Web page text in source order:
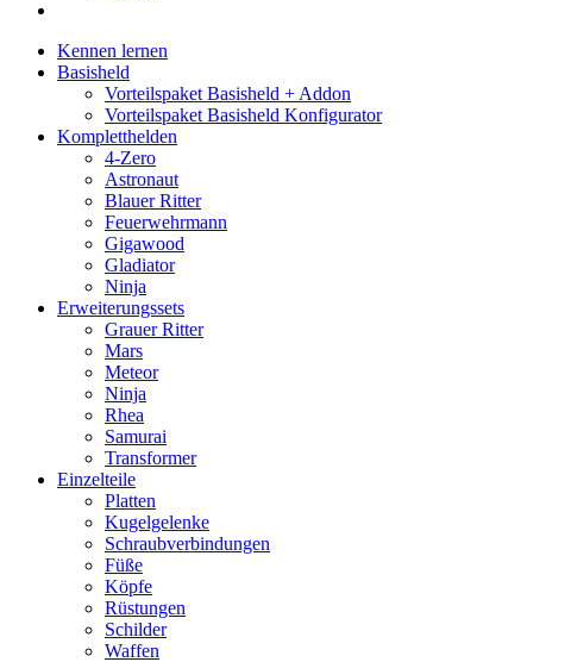
Kennen lernen
Basisheld
Vorteilspaket Basisheld + Addon
Vorteilspaket Basisheld Konfigurator
Kompletthelden
4-Zero
Astronaut
Blauer Ritter
Feuerwehrmann
Gigawood
Gladiator
Ninja
Erweiterungssets
Grauer Ritter
Mars
Meteor
Ninja
Rhea
Samurai
Transformer
Einzelteile
Platten
Kugelgelenke
Schraubverbindungen
Füße
Köpfe
Rüstungen
Schilder
Waffen